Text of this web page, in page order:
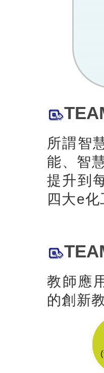
所謂智
能、智
提升到
四大e化
教師應
的創新